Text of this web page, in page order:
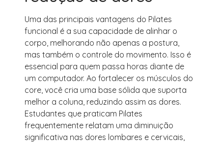
Uma das principais vantagens do Pilates
funcional é a sua capacidade de alinhar o
corpo, melhorando não apenas a postura,
mas também o controle do movimento. Isso é
essencial para quem passa horas diante de
um computador. Ao fortalecer os músculos do
core, você cria uma base sólida que suporta
melhor a coluna, reduzindo assim as dores.
Estudantes que praticam Pilates
frequentemente relatam uma diminuição
significativa nas dores lombares e cervicais,